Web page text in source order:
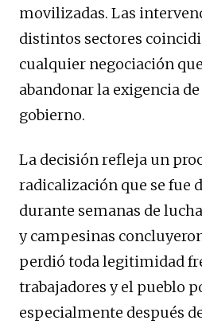
movilizadas. Las
distintos sectores
cualquier negociación
abandonar la exigencia
gobierno.
La decisión refleja un
radicalización que se fue
durante semanas de
y campesinas
perdió toda legitimidad
trabajadores y el pueblo
especialmente después